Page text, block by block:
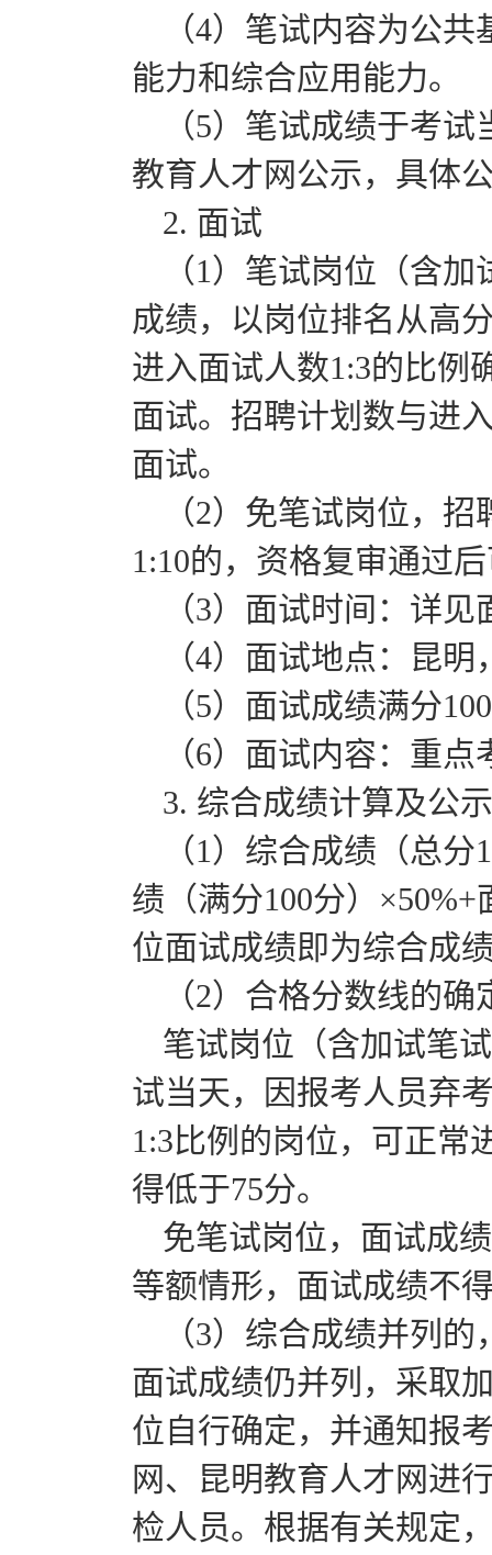
（4）笔试内容为公
能力和综合应用能力。
（5）笔试成绩于考
教育人才网公示，具体
2. 面试
（1）笔试岗位（含
成绩，以岗位排名从高
进入面试人数1:3的比例
面试。招聘计划数与进
面试。
（2）免笔试岗位，
1:10的，资格复审通过
（3）面试时间：详见
（4）面试地点：昆
（5）面试成绩满分
（6）面试内容：重
3. 综合成绩计算及公示
（1）综合成绩（总
绩（满分100分）
位面试成绩即为综合成
（2）合格分数线的确
笔试岗位（含加试笔
试当天，因报考人员弃
1:3比例的岗位，可正常
得低于75分。
免笔试岗位，面试成
等额情形，面试成绩不
（3）综合成绩并列
面试成绩仍并列，采取
位自行确定，并通知报
网、昆明教育人才网进
检人员。根据有关规定